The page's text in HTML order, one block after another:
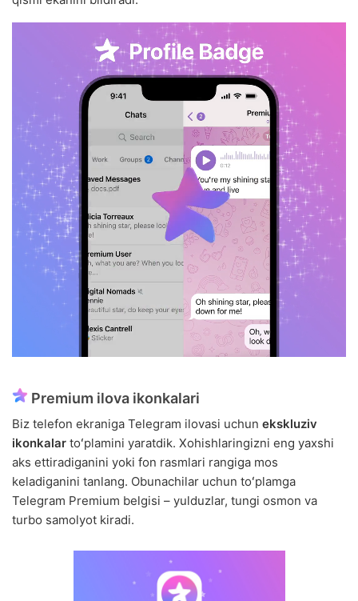
Premium ilova ikonkalari
Biz telefon ekraniga Telegram ilovasi uchun ekskluziv
ikonkalar toʻplamini yaratdik. Xohishlaringizni eng yaxshi
aks ettiradiganini yoki fon rasmlari rangiga mos
keladiganini tanlang. Obunachilar uchun toʻplamga
Telegram Premium belgisi – yulduzlar, tungi osmon va
turbo samolyot kiradi.